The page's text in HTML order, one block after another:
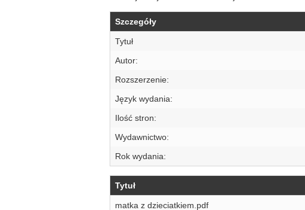
Szczegóły
Tytuł
Autor:
Rozszerzenie:
Język wydania:
Ilość stron:
Wydawnictwo:
Rok wydania:
Tytuł
matka z dzieciatkiem.pdf